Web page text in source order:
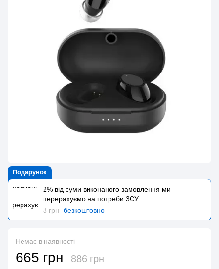
Подарунок
2% від суми виконаного замовлення ми
перерахуємо на потреби 3CУ
8 грн безкоштовно
Немає в наявності
665 грн 886 грн